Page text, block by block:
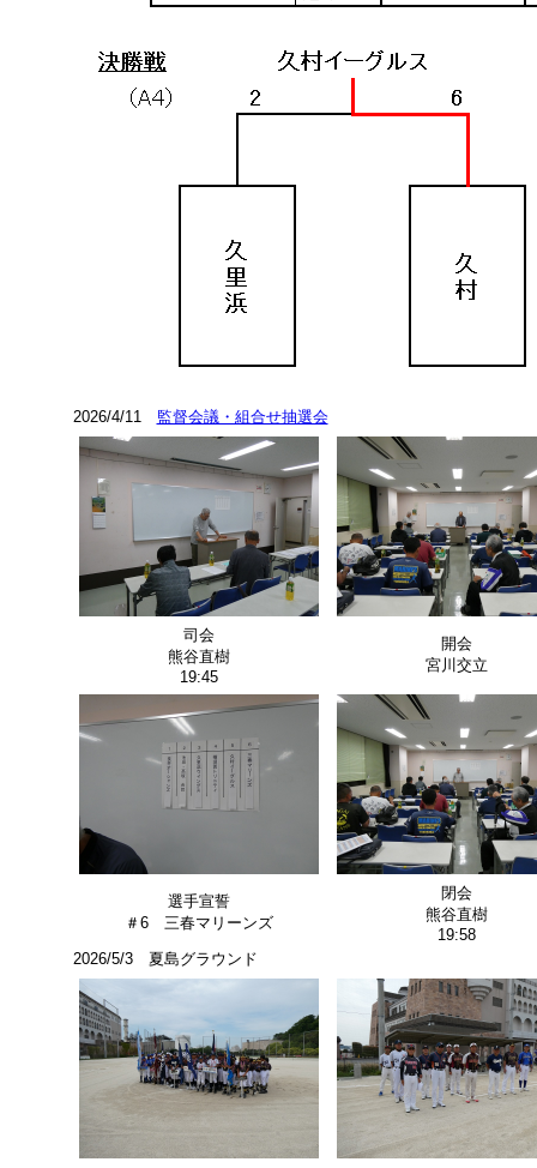
2026/4/11 監督会議・組合せ抽選会
司会
熊谷直樹
19:45
開会
宮川交立
選手宣誓
＃6 三春マリーンズ
閉会
熊谷直樹
19:58
2026/5/3 夏島グラウンド